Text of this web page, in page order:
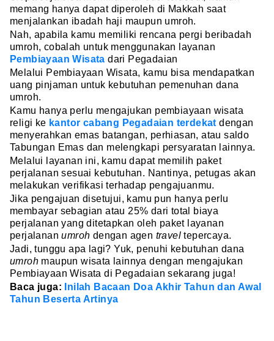
memang hanya dapat diperoleh di Makkah saat
menjalankan ibadah haji maupun umroh.
Nah, apabila kamu memiliki rencana pergi beribadah
umroh, cobalah untuk menggunakan layanan
Pembiayaan Wisata dari Pegadaian
Melalui Pembiayaan Wisata, kamu bisa mendapatkan
uang pinjaman untuk kebutuhan pemenuhan dana
umroh.
Kamu hanya perlu mengajukan pembiayaan wisata
religi ke kantor cabang Pegadaian terdekat dengan
menyerahkan emas batangan, perhiasan, atau saldo
Tabungan Emas dan melengkapi persyaratan lainnya.
Melalui layanan ini, kamu dapat memilih paket
perjalanan sesuai kebutuhan. Nantinya, petugas akan
melakukan verifikasi terhadap pengajuanmu.
Jika pengajuan disetujui, kamu pun hanya perlu
membayar sebagian atau 25% dari total biaya
perjalanan yang ditetapkan oleh paket layanan
perjalananumroh dengan agen travel tepercaya.
Jadi, tunggu apa lagi? Yuk, penuhi kebutuhan dana
umroh maupun wisata lainnya dengan mengajukan
Pembiayaan Wisata di Pegadaian sekarang juga!
Baca juga:
Inilah Bacaan Doa Akhir Tahun dan Awal
Tahun Beserta Artinya